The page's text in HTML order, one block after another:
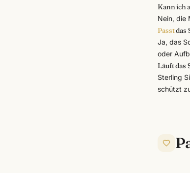
Kann ich
Nein, die
Passtdas
Ja, das
oder
Läuft das
Sterling
schützt